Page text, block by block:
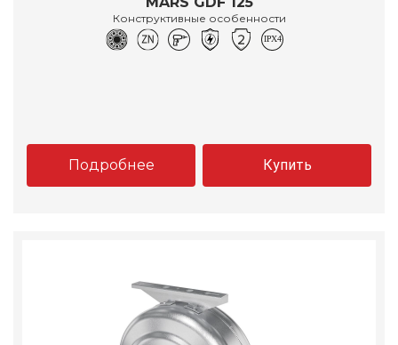
Конструктивные особенности
Подробнее Купить